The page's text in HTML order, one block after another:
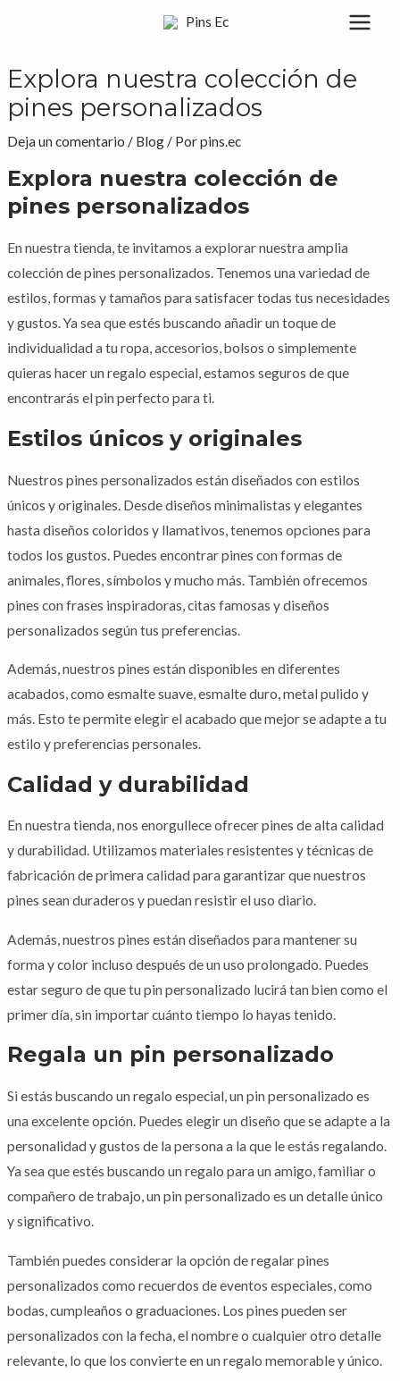
Explora nuestra colección de
pines personalizados
Deja un comentario / Blog / Porpins.ec
Explora nuestra colección de
pines personalizados
En nuestra tienda, te invitamos a explorar nuestra amplia
colección de pines personalizados. Tenemos una variedad de
estilos, formas y tamaños para satisfacer todas tus necesidades
y gustos. Ya sea que estés buscando añadir un toque de
individualidad a tu ropa, accesorios, bolsos o simplemente
quieras hacer un regalo especial, estamos seguros de que
encontrarás el pin perfecto para ti.
Estilos únicos y originales
Nuestros pines personalizados están diseñados con estilos
únicos y originales. Desde diseños minimalistas y elegantes
hasta diseños coloridos y llamativos, tenemos opciones para
todos los gustos. Puedes encontrar pines con formas de
animales, flores, símbolos y mucho más. También ofrecemos
pines con frases inspiradoras, citas famosas y diseños
personalizados según tus preferencias.
Además, nuestros pines están disponibles en diferentes
acabados, como esmalte suave, esmalte duro, metal pulido y
más. Esto te permite elegir el acabado que mejor se adapte a tu
estilo y preferencias personales.
Calidad y durabilidad
En nuestra tienda, nos enorgullece ofrecer pines de alta calidad
y durabilidad. Utilizamos materiales resistentes y técnicas de
fabricación de primera calidad para garantizar que nuestros
pines sean duraderos y puedan resistir el uso diario.
Además, nuestros pines están diseñados para mantener su
forma y color incluso después de un uso prolongado. Puedes
estar seguro de que tu pin personalizado lucirá tan bien como el
primer día, sin importar cuánto tiempo lo hayas tenido.
Regala un pin personalizado
Si estás buscando un regalo especial, un pin personalizado es
una excelente opción. Puedes elegir un diseño que se adapte a la
personalidad y gustos de la persona a la que le estás regalando.
Ya sea que estés buscando un regalo para un amigo, familiar o
compañero de trabajo, un pin personalizado es un detalle único
y significativo.
También puedes considerar la opción de regalar pines
personalizados como recuerdos de eventos especiales, como
bodas, cumpleaños o graduaciones. Los pines pueden ser
personalizados con la fecha, el nombre o cualquier otro detalle
relevante, lo que los convierte en un regalo memorable y único.